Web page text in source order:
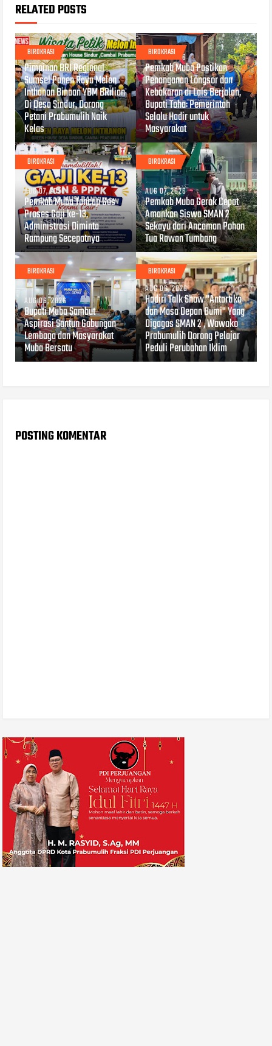
RELATED POSTS
BIROKRASI
AUG 07, 2026
Pimpinan BRI Regional
Sumsel Panen Raya Melon
Inthanon Binaan YBM BRilian
Di Desa Sindur, Dorong
Petani Prabumulih Naik
Kelas
BIROKRASI
AUG 07, 2026
Pemkab Muba Pastikan
Penanganan Longsor dan
Kebakaran di Lais Berjalan,
Bupati Toha: Pemerintah
Selalu Hadir untuk
Masyarakat
BIROKRASI
AUG 07, 2026
Pemkab Muba Tancap Gas
Proses Gaji ke-13,
Administrasi Diminta
Rampung Secepatnya
BIROKRASI
AUG 07, 2026
Pemkab Muba Gerak Cepat
Amankan Siswa SMAN 2
Sekayu dari Ancaman Pohon
Tua Rawan Tumbang
BIROKRASI
AUG 06, 2026
Bupati Muba Sambut
Aspirasi Santun Gabungan
Lembaga dan Masyarakat
Muba Bersatu
BIROKRASI
AUG 06, 2026
Hadiri Talk Show "Antartika
dan Masa Depan Bumi" Yang
Digagas SMAN 2 , Wawako
Prabumulih Dorong Pelajar
Peduli Perubahan Iklim
POSTING KOMENTAR